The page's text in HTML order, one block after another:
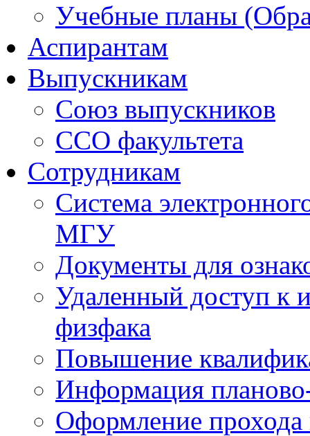
Учебные планы
Аспирантам
Выпускникам
Союз выпускников
ССО факультета
Сотрудникам
Система
МГУ
Документы для
Удаленный доступ к
физфака
Повышение
Информация
Оформление прохода